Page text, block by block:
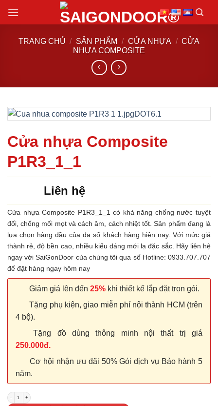
đến
TRANG CHỦ / SẢN PHẨM / CỬA NHỰA / CỬA
NHỰA COMPOSITE
Cửa nhựa Composite
P1R3_1_1
Liên hệ
Cửa nhựa Composite P1R3_1_1 có khả năng chống nước tuyệt
đối, chống mối mọt và cách âm, cách nhiệt tốt. Sản phẩm đang là
lựa chọn hàng đầu của đa số khách hàng hiện nay. Với mức giá
thành rẻ, độ bền cao, nhiều kiểu dáng mới lạ đặc sắc. Hãy liên hệ
ngay với SaiGonDoor của chúng tôi qua số Hotline: 0933.707.707
để đặt hàng ngay hôm nay
Giảm giá lên đến 25% khi thiết kế lắp đặt trọn gói.
Tặng phụ kiện, giao miễn phí nội thành HCM (trên
4 bộ).
Tặng đồ dùng thông minh nội thất trị giá
250.000đ.
Cơ hội nhận ưu đãi 50% Gói dịch vụ Bảo hành 5
năm.
Cửa nhựa Composite P1R3_1_1 số lượng